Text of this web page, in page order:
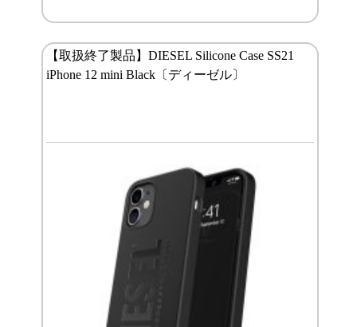
【取扱終了製品】DIESEL Silicone Case SS21
iPhone 12 mini Black〔ディーゼル〕